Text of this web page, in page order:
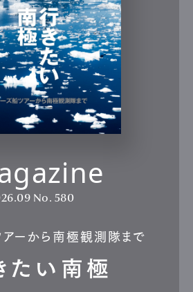
No. 580
アーから南極観測隊まで
たい南極